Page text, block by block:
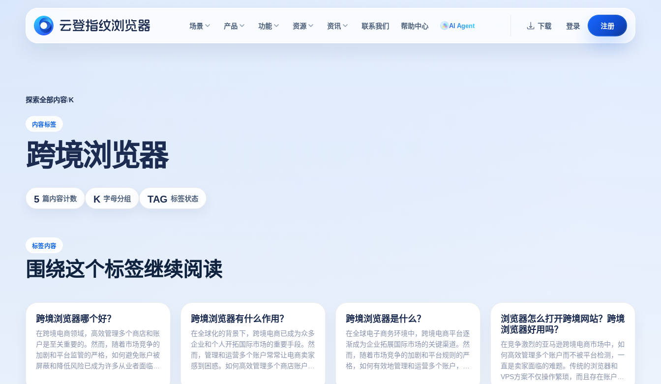
场景 产品 功能 资源 资讯 联系我们 帮助中心 AI Agent 下载 登录 注册
探索全部内容/K
内容标签
跨境浏览器
5 篇内容计数 K 字母分组 TAG 标签状态
标签内容
围绕这个标签继续阅读
跨境浏览器哪个好？
在跨境电商领域，高效管理多个商店和账
户是至关重要的。然而，随着市场竞争的
加剧和平台监管的严格，如何避免账户被
屏蔽和降低风险已成为许多从业者面临的
跨境浏览器有什么作用？
在全球化的背景下，跨境电商已成为众多
企业和个人开拓国际市场的重要手段。然
而，管理和运营多个账户常常让电商卖家
感到困惑。如何高效管理多个商店账户，
跨境浏览器是什么？
在全球电子商务环境中，跨境电商平台逐
渐成为企业拓展国际市场的关键渠道。然
而，随着市场竞争的加剧和平台规则的严
格，如何有效地管理和运营多个账户，同
浏览器怎么打开跨境网站？跨境
浏览器好用吗？
在竞争激烈的亚马逊跨境电商市场中，如
何高效管理多个账户而不被平台检测，一
直是卖家面临的难题。传统的浏览器和
VPS方案不仅操作繁琐，而且存在账户关